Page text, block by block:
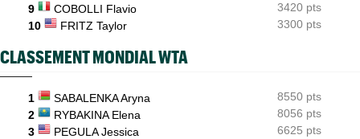
9
COBOLLI Flavio
3420 pts
10
FRITZ Taylor 3300 pts
CLASSEMENT MONDIAL WTA
1 SABALENKA Aryna
8550 pts
2
RYBAKINA Elena
8056 pts
3
PEGULA Jessica
6625 pts